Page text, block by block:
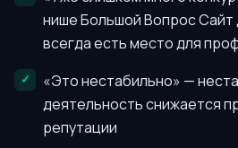
нише Большой Вопрос Сайт
всегда есть место для
«Это нестабильно» —
деятельность снижается
репутации